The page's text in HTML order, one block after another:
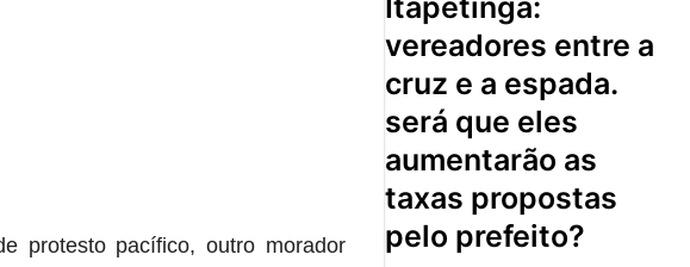
protesto pacífico, outro morador
vereadores entre a
cruz e a espada.
será que eles
aumentarão as
taxas propostas
pelo prefeito?